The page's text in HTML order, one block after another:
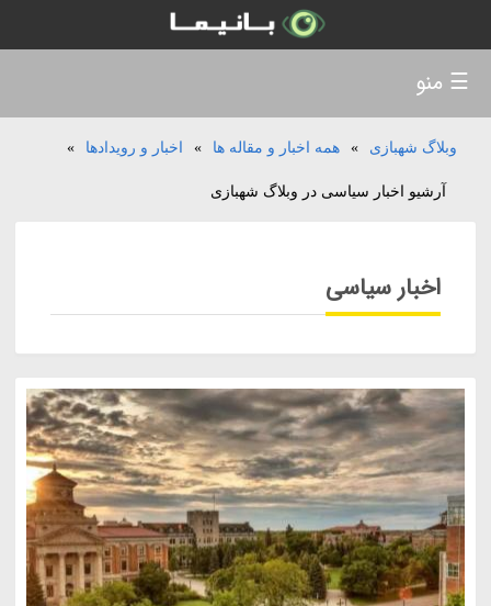
وبلاگ شهبازی » همه اخبار و مقاله ها » اخبار و رویدادها »
آرشیو اخبار سیاسی در وبلاگ شهبازی
اخبار سیاسی
☰ منو